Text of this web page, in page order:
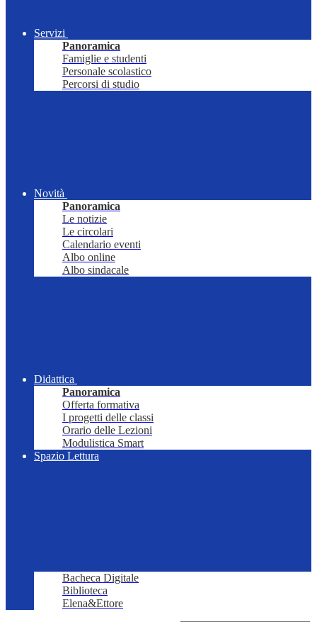
Servizi
Panoramica
Famiglie e studenti
Personale scolastico
Percorsi di studio
Novità
Panoramica
Le notizie
Le circolari
Calendario eventi
Albo online
Albo sindacale
Didattica
Panoramica
Offerta formativa
I progetti delle classi
Orario delle Lezioni
Modulistica Smart
Spazio Lettura
Bacheca Digitale
Biblioteca
Elena&Ettore